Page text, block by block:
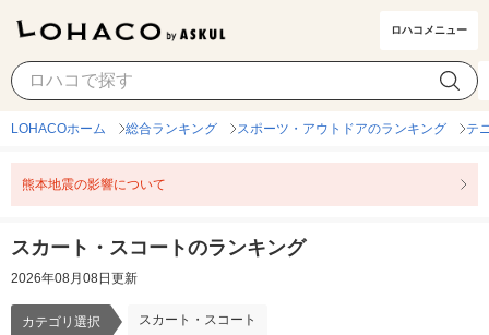
ロハコメニュー
スカート・スコート カテゴリ選択
LOHACOホーム 総合ランキング スポーツ・アウトドアのランキング テ
熊本地震の影響について
スカート・スコートのランキング
2026年08月08日更新
カテゴリ選択 スカート・スコート